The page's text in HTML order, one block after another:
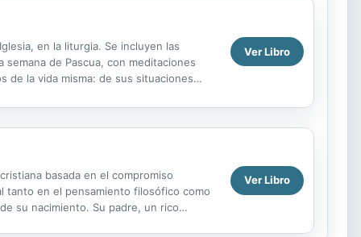
en la liturgia. Se incluyen las
de Pascua, con meditaciones
de la vida misma: de sus situaciones
Ver Libro
basada en el compromiso
tanto en el pensamiento filosófico como
su nacimiento. Su padre, un rico
Ver Libro